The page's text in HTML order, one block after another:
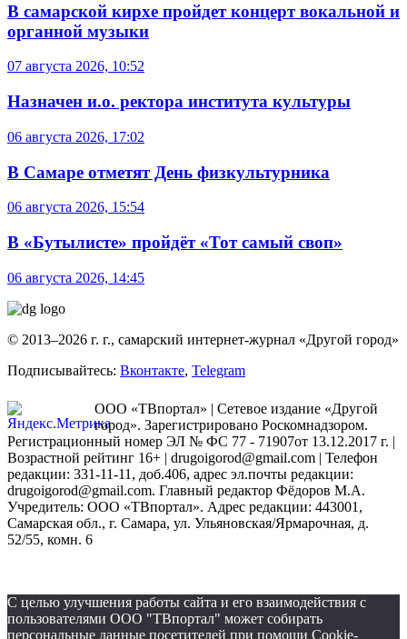
В самарской кирхе пройдет концерт вокальной и
органной музыки
07 августа 2026, 10:52
Назначен и.о. ректора института культуры
06 августа 2026, 17:02
В Самаре отметят День физкультурника
06 августа 2026, 15:54
В «Бутылисте» пройдёт «Тот самый своп»
06 августа 2026, 14:45
© 2013–2026 г. г., самарский интернет-журнал «Другой город»
Подписывайтесь: Вконтакте, Telegram
ООО «ТВпортал» | Сетевое издание «Другой
город». Зарегистрировано Роскомнадзором.
Регистрационный номер ЭЛ № ФС 77 - 71907от 13.12.2017 г. |
Возрастной рейтинг 16+ | drugoigorod@gmail.com | Телефон
редакции: 331-11-11, доб.406, адрес эл.почты редакции:
drugoigorod@gmail.com. Главный редактор Фёдоров М.А.
Учредитель: ООО «ТВпортал». Адрес редакции: 443001,
Самарская обл., г. Самара, ул. Ульяновская/Ярмарочная, д.
52/55, комн. 6
С целью улучшения работы сайта и его взаимодействия с
пользователями ООО "ТВпортал" может собирать
персональные данные посетителей при помощи Cookie-